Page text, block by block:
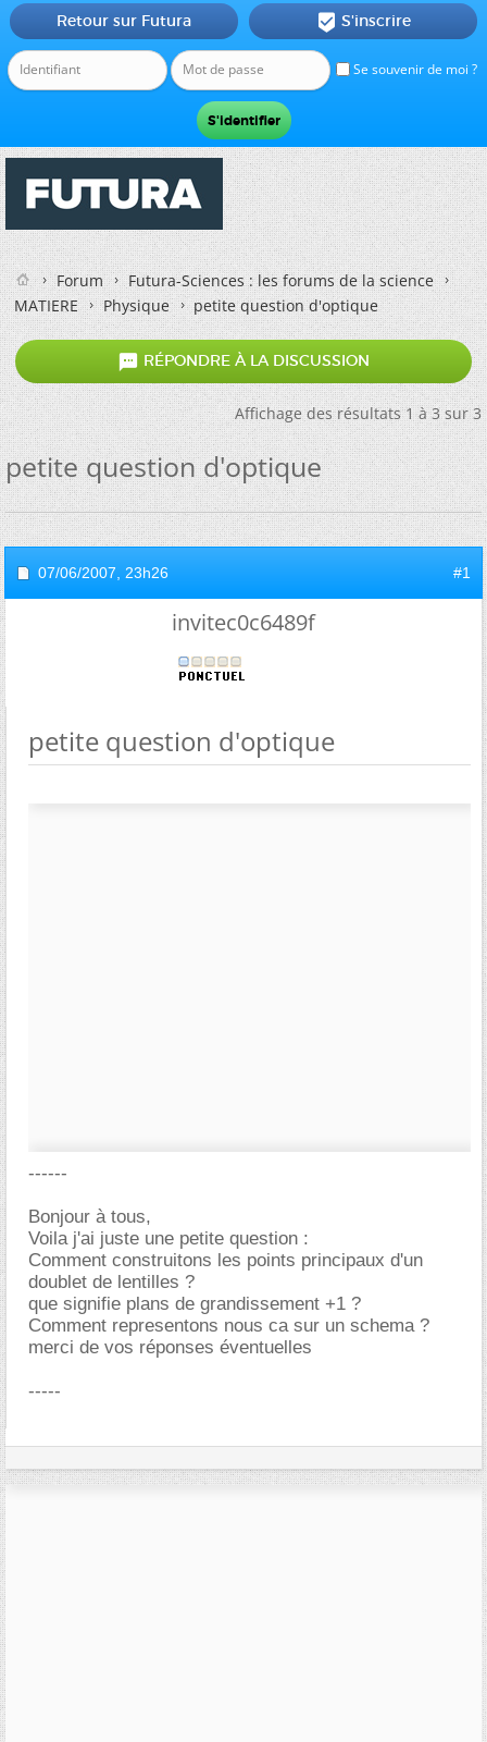
Se souvenir de moi ?
Retour sur Futura  S'inscrire
Forum
Futura-Sciences : les forums de la science
MATIERE
Physique petite question d'optique
 RÉPONDRE À LA DISCUSSION
Affichage des résultats 1 à 3 sur 3
petite question d'optique
07/06/2007, 23h26 #1
invitec0c6489f
petite question d'optique
------
Bonjour à tous,
Voila j'ai juste une petite question :
Comment construitons les points principaux d'un
doublet de lentilles ?
que signifie plans de grandissement +1 ?
Comment representons nous ca sur un schema ?
merci de vos réponses éventuelles
-----